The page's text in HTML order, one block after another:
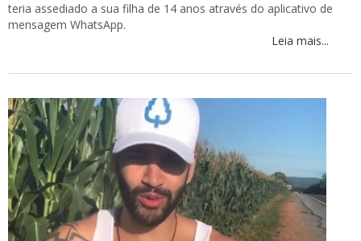
teria assediado a sua filha de 14 anos através do aplicativo de
mensagem WhatsApp.
Leia mais...